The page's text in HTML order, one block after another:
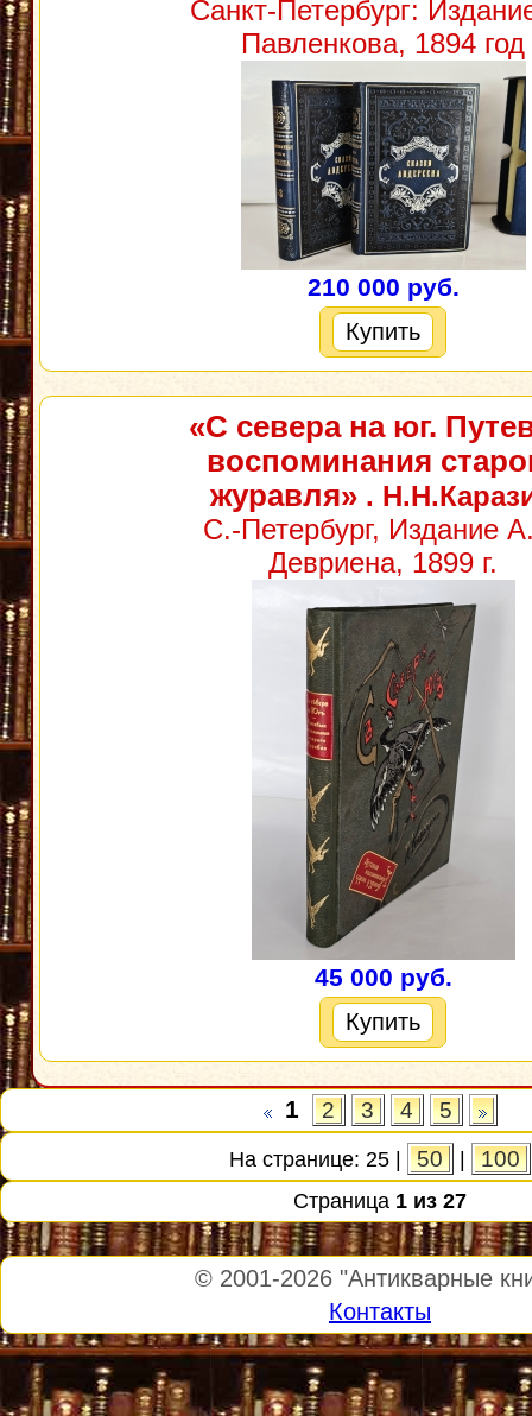
Санкт‑Петербург:
Павленкова, 1894 год
210 000 руб.
Купить
«С севера на юг.
воспоминания
журавля» .
С.-Петербург, Издание
Девриена, 1899 г.
45 000 руб.
Купить
1 2 3 4 5
На странице: 25 50 100
Страница 1 из 27
© 2001-2026 "Антикварные
Контакты